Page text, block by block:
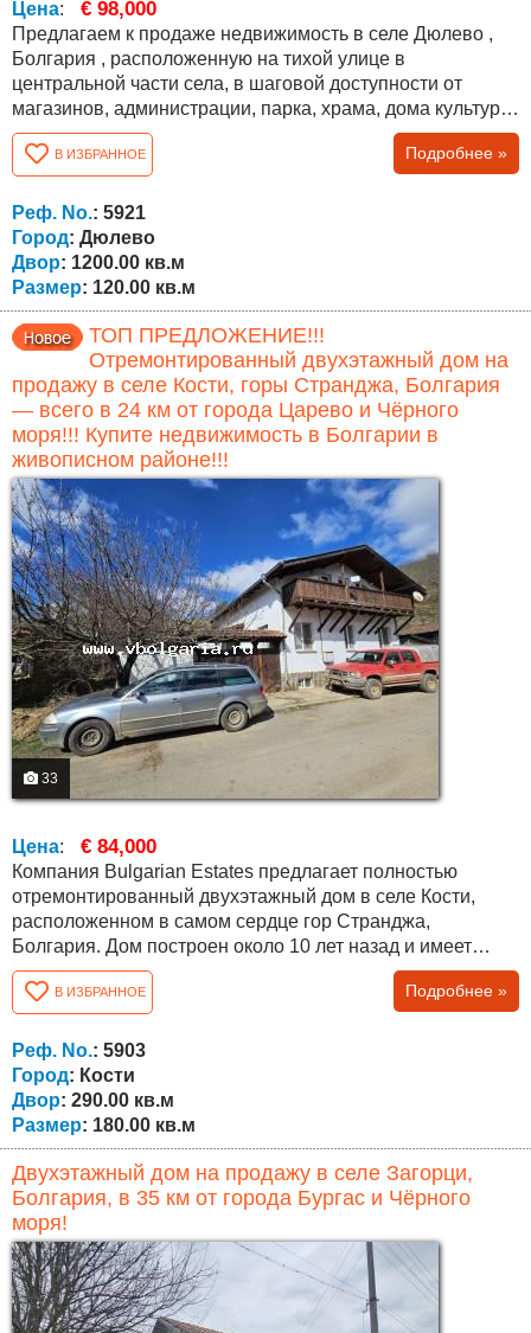
Цена: € 98,000
Предлагаем к продаже недвижимость в селе Дюлево ,
Болгария , расположенную на тихой улице в
центральной части села, в шаговой доступности от
магазинов, администрации, парка, храма, дома культуры
и кафе. До села ведут два разных дороги, оба в
отличном состоянии. Дом двухэтажный, общей
площадью 120 кв.м, с участком 1200 кв.м, ухоженным и
подходящим для сада, отдыха или дополнительной
В ИЗБРАННОЕ Подробнее »
Реф. No.: 5921
Город: Дюлево
Двор: 1200.00 кв.м
Размер: 120.00 кв.м
ТОП ПРЕДЛОЖЕНИЕ!!!
Отремонтированный двухэтажный дом на
продажу в селе Кости, горы Странджа, Болгария
— всего в 24 км от города Царево и Чёрного
моря!!! Купите недвижимость в Болгарии в
живописном районе!!!
33
Цена: € 84,000
Компания Bulgarian Estates предлагает полностью
отремонтированный двухэтажный дом в селе Кости,
расположенном в самом сердце гор Странджа,
Болгария. Дом построен около 10 лет назад и имеет
железобетонные перекрытия между этажами и внешнюю
теплоизоляцию — отличный выбор для тех, кто ищет
качественную недвижимость в Болгарии. Общая
площадь дома составляет около 180 кв.м, планировка
В ИЗБРАННОЕ Подробнее »
Реф. No.: 5903
Город: Кости
Двор: 290.00 кв.м
Размер: 180.00 кв.м
Двухэтажный дом на продажу в селе Загорци,
Болгария, в 35 км от города Бургас и Чёрного
моря!